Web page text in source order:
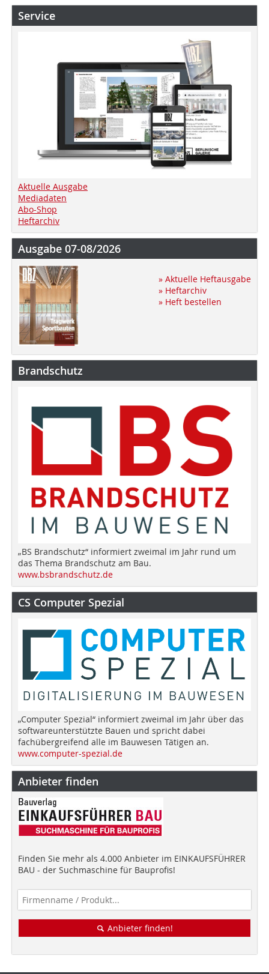
Service
Aktuelle Ausgabe
Mediadaten
Abo-Shop
Heftarchiv
Ausgabe 07-08/2026
» Aktuelle Heftausgabe
» Heftarchiv
» Heft bestellen
Brandschutz
„BS Brandschutz“ informiert zweimal im Jahr rund um
das Thema Brandschutz am Bau.
www.bsbrandschutz.de
CS Computer Spezial
„Computer Spezial“ informiert zweimal im Jahr über das
softwareunterstützte Bauen und spricht dabei
fachübergreifend alle im Bauwesen Tätigen an.
www.computer-spezial.de
Anbieter finden
Finden Sie mehr als 4.000 Anbieter im EINKAUFSFÜHRER
BAU - der Suchmaschine für Bauprofis!
Anbieter finden!